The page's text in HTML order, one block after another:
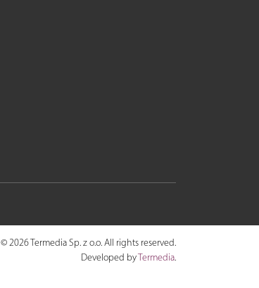
© 2026 Termedia Sp. z o.o. All rights reserved.
Developed byTermedia.